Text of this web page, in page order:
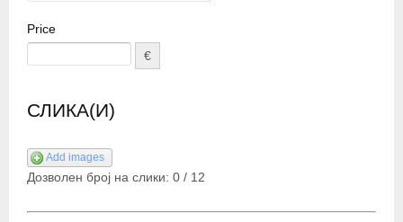
Price
€
СЛИКА(И)
Add images
Дозволен број на слики: 0 / 12